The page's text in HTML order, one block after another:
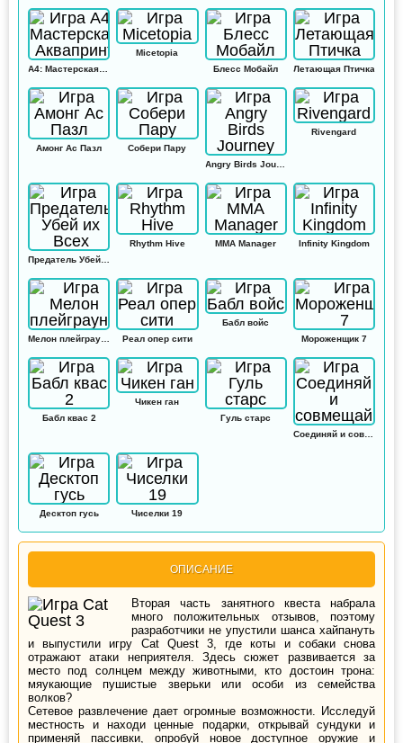
ОПИСАНИЕ
Вторая часть занятного квеста набрала
много положительных отзывов, поэтому
разработчики не упустили шанса хайпануть
и выпустили игру Cat Quest 3, где коты и собаки снова
отражают атаки неприятеля. Здесь сюжет развивается за
место под солнцем между животными, кто достоин трона:
мяукающие пушистые зверьки или особи из семейства
волков?
Сетевое развлечение дает огромные возможности. Исследуй
местность и находи ценные подарки, открывай сундуки и
применяй пассивки, опробуй новое доступное оружие и
Micetopia
Блесс Мобайл
Летающая Птичка
Амонг Ас Пазл
Собери Пару
Angry Birds Journey
Rivengard
Rhythm Hive MMA Manager Infinity Kingdom
Реал опер сити
Бабл войс
Мороженщик 7
Бабл квас 2
Чикен ган
Гуль старс
Соединяй и совмещай
Десктоп гусь Чиселки 19